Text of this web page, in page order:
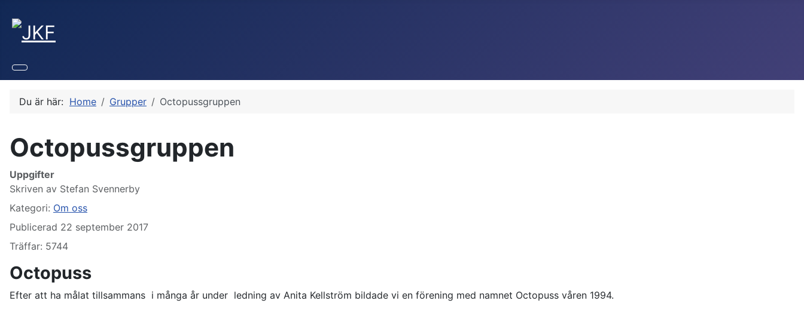
Du är här: Home Grupper Octopussgruppen
Octopussgruppen
Uppgifter
Skriven av Stefan Svennerby
Kategori: Om oss
Publicerad 22 september 2017
Träffar: 5744
Octopuss
Efter att ha målat tillsammans i många år under ledning av Anita Kellström bildade vi en förening med namnet Octopuss våren 1994.